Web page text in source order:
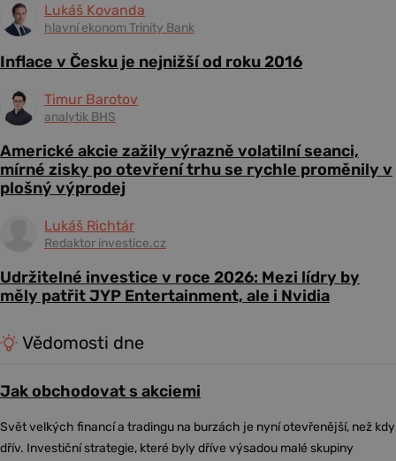
Lukáš Kovanda
hlavní ekonom Trinity Bank
Inflace v Česku je nejnižší od roku 2016
Timur Barotov
analytik BHS
Americké akcie zažily výrazně volatilní seanci,
mírné zisky po otevření trhu se rychle proměnily v
plošný výprodej
Lukáš Richtár
Redaktor investice.cz
Udržitelné investice v roce 2026: Mezi lídry by
měly patřit JYP Entertainment, ale i Nvidia
Vědomosti dne
Jak obchodovat s akciemi
Svět velkých financí a tradingu na burzách je nyní otevřenější, než kdy
dřív. Investiční strategie, které byly dříve výsadou malé skupiny